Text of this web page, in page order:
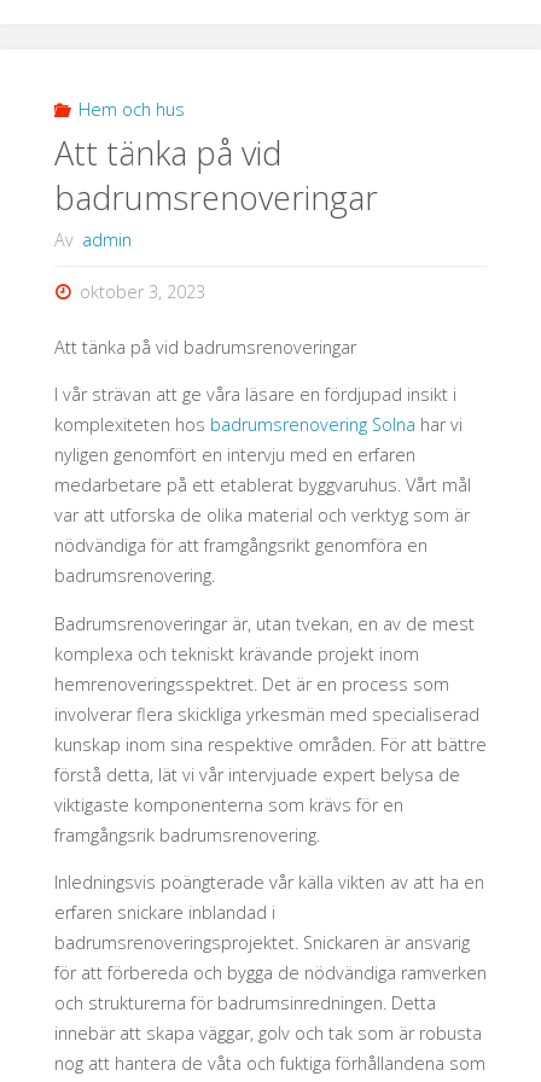
Hem och hus
Att tänka på vid
badrumsrenoveringar
Av admin
oktober 3, 2023
Att tänka på vid badrumsrenoveringar
I vår strävan att ge våra läsare en fördjupad insikt i
komplexiteten hos badrumsrenovering Solna har vi
nyligen genomfört en intervju med en erfaren
medarbetare på ett etablerat byggvaruhus. Vårt mål
var att utforska de olika material och verktyg som är
nödvändiga för att framgångsrikt genomföra en
badrumsrenovering.
Badrumsrenoveringar är, utan tvekan, en av de mest
komplexa och tekniskt krävande projekt inom
hemrenoveringsspektret. Det är en process som
involverar flera skickliga yrkesmän med specialiserad
kunskap inom sina respektive områden. För att bättre
förstå detta, lät vi vår intervjuade expert belysa de
viktigaste komponenterna som krävs för en
framgångsrik badrumsrenovering.
Inledningsvis poängterade vår källa vikten av att ha en
erfaren snickare inblandad i
badrumsrenoveringsprojektet. Snickaren är ansvarig
för att förbereda och bygga de nödvändiga ramverken
och strukturerna för badrumsinredningen. Detta
innebär att skapa väggar, golv och tak som är robusta
nog att hantera de våta och fuktiga förhållandena som